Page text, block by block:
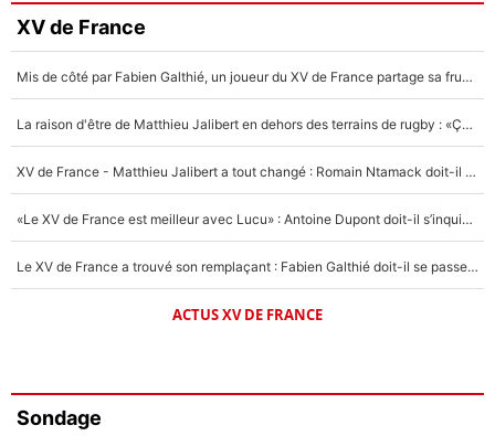
XV de France
Mis de côté par Fabien Galthié, un joueur du XV de France partage sa frustration : «ils ne me l’ont pas dit tout de suite»
La raison d'être de Matthieu Jalibert en dehors des terrains de rugby : «Ça m'atteint autant que si tu touches à un membre de ma famille»
XV de France - Matthieu Jalibert a tout changé : Romain Ntamack doit-il s’inquiéter pour sa place à un an de la Coupe du monde ?
«Le XV de France est meilleur avec Lucu» : Antoine Dupont doit-il s’inquiéter pour sa place ?
Le XV de France a trouvé son remplaçant : Fabien Galthié doit-il se passer d'Antoine Dupont ?
ACTUS XV DE FRANCE
Sondage